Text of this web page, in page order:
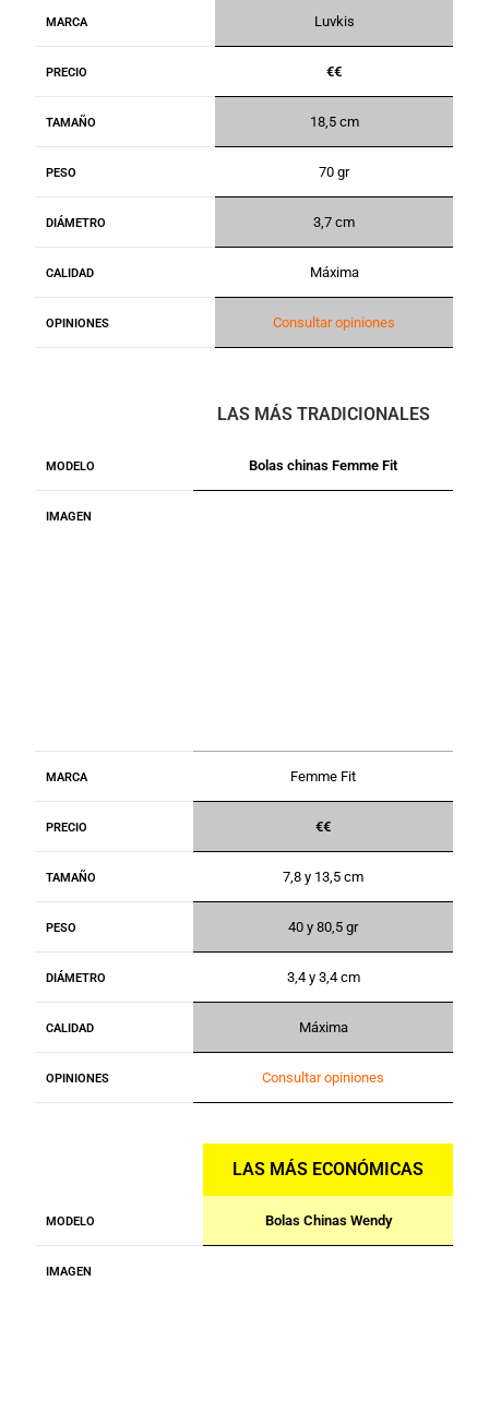
MARCA Luvkis
PRECIO €€
TAMAÑO 18,5 cm
PESO 70 gr
DIÁMETRO 3,7 cm
CALIDAD Máxima
OPINIONES Consultar opiniones
LAS MÁS TRADICIONALES
MODELO Bolas chinas Femme Fit
IMAGEN
MARCA Femme Fit
PRECIO €€
TAMAÑO 7,8 y 13,5 cm
PESO 40 y 80,5 gr
DIÁMETRO 3,4 y 3,4 cm
CALIDAD Máxima
OPINIONES Consultar opiniones
LAS MÁS ECONÓMICAS
MODELO Bolas Chinas Wendy
IMAGEN